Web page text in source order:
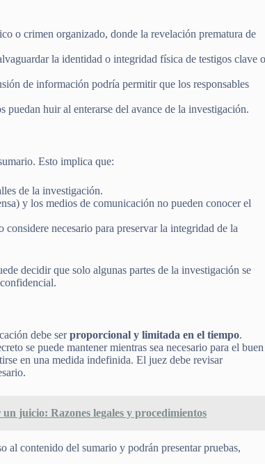
o crimen organizado, donde la revelación prematura de
la identidad o integridad física de testigos clave o
de información podría permitir que los responsables
puedan huir al enterarse del avance de la investigación.
Esto implica que:
de la investigación.
y los medios de comunicación no pueden conocer el
considere necesario para preservar la integridad de la
decidir que solo algunas partes de la investigación se
debe serproporcional y limitada en el tiempo.
se puede mantener mientras sea necesario para el buen
en una medida indefinida. El juez debe revisar
juicio: Razones legales y procedimientos
al contenido del sumario y podrán presentar pruebas,